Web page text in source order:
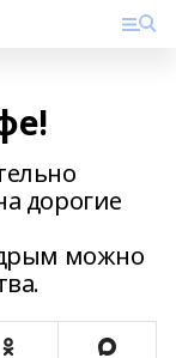
дорогие
можно